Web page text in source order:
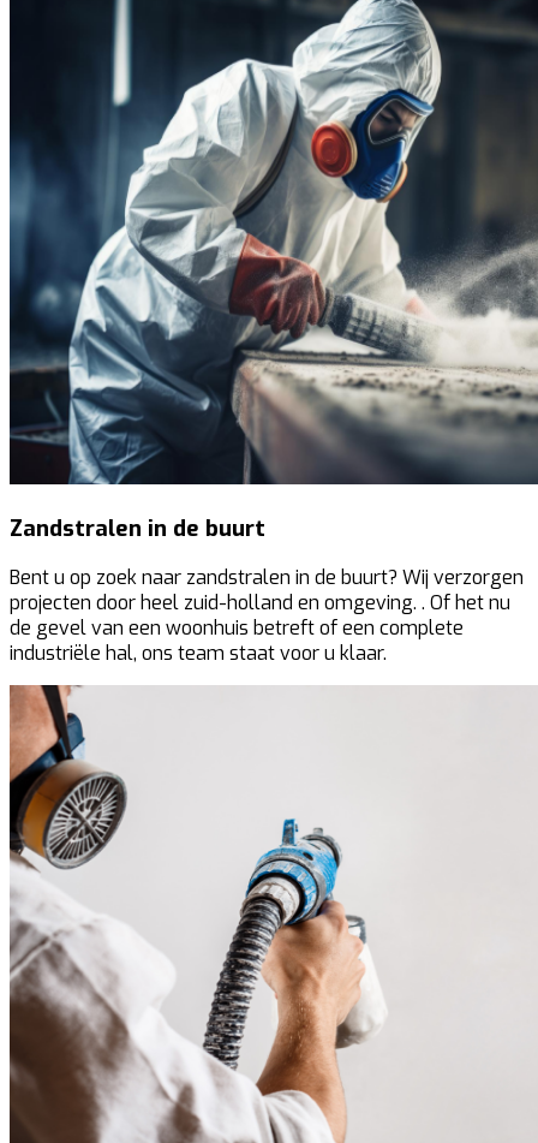
Zandstralen in de buurt
Bent u op zoek naar zandstralen in de buurt? Wij verzorgen
projecten door heel zuid-holland en omgeving. . Of het nu
de gevel van een woonhuis betreft of een complete
industriële hal, ons team staat voor u klaar.